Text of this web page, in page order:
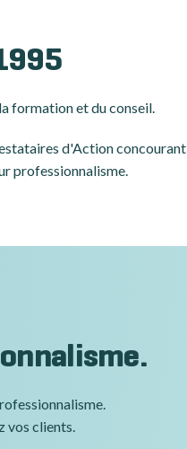
formation et du conseil.
d'Action concourant
professionnalisme.
vos clients.